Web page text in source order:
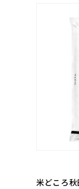
米どころ